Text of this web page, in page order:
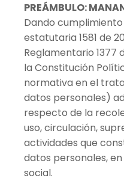
PREÁMBULO:
Dando
estatutaria 1581 de
Reglamentario 1377
la Constitución
normativa en el
datos personales)
respecto de la
uso, circulación,
actividades que
datos personales,
social.